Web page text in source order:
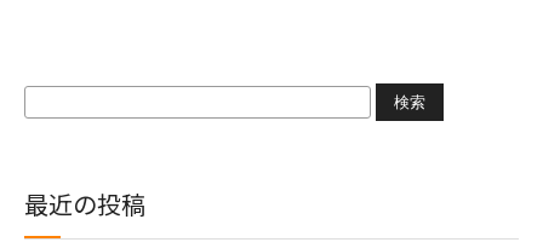
検
最近の投稿